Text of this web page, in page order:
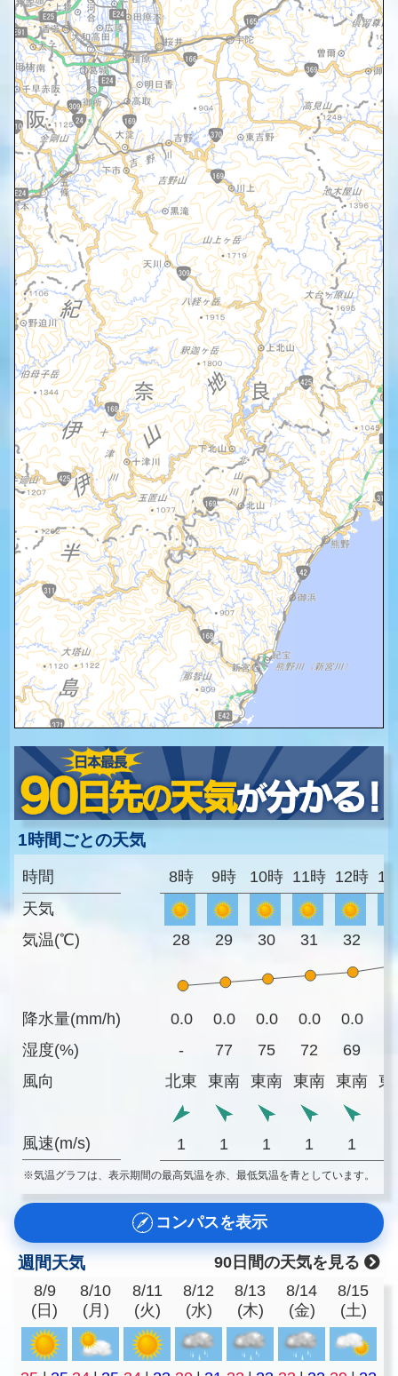
1時間ごとの天気
時間
天気
気温(℃)
降水量(mm/h)
湿度(%)
風向
風速(m/s)
8時 9時 10時 11時 12時
28 29 30 31 32
0.0 0.0 0.0 0.0 0.0
-
77 75 72 69
北東
東南 東南 東南 東南 東
1 1 1 1 1
※気温グラフは、表示期間の最高気温を赤、最低気温を青としています。
コンパスを表示
週間天気
90日間の天気を見る
8/9
(日)
8/10
(月)
8/11
(火)
8/12
(水)
8/13
(木)
8/14
(金)
8/15
(土)